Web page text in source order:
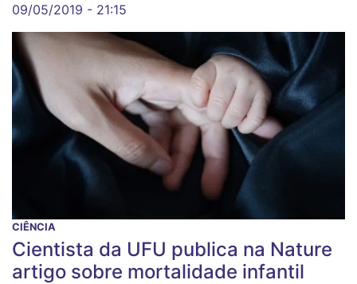
09/05/2019 - 21:15
CIÊNCIA
Cientista da UFU publica na Nature
artigo sobre mortalidade infantil